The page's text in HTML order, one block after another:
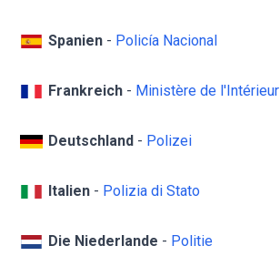
Spanien - Policía Nacional
Frankreich - Ministère de l'Intérieur
Deutschland - Polizei
Italien - Polizia di Stato
Die Niederlande - Politie